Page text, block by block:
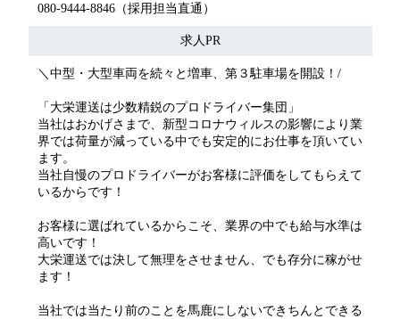
080-9444-8846（採用担当直通）
求人PR
＼中型・大型車両を続々と増車、第３駐車場を開設！/
「大栄運送は少数精鋭のプロドライバー集団」
当社はおかげさまで、新型コロナウィルスの影響により業
界では荷量が減っている中でも安定的にお仕事を頂いてい
ます。
当社自慢のプロドライバーがお客様に評価をしてもらえて
いるからです！
お客様に選ばれているからこそ、業界の中でも給与水準は
高いです！
大栄運送では決して無理をさせません、でも存分に稼がせ
ます！
当社では当たり前のことを馬鹿にしないできちんとできる